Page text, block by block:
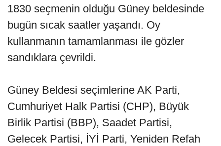
1830 seçmenin olduğu Güney beldesinde
bugün sıcak saatler yaşandı. Oy
kullanmanın tamamlanması ile gözler
sandıklara çevrildi.
Güney Beldesi seçimlerine AK Parti,
Cumhuriyet Halk Partisi (CHP), Büyük
Birlik Partisi (BBP), Saadet Partisi,
Gelecek Partisi, İYİ Parti, Yeniden Refah